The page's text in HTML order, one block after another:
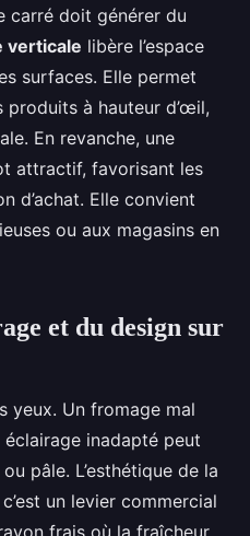
carré doit générer du
verticale libère l’espace
surfaces. Elle permet
à hauteur d’œil,
En revanche, une
attractif, favorisant les
d’achat. Elle convient
ou aux magasins en
et du design sur
yeux. Un fromage mal
inadapté peut
pâle. L’esthétique de la
un levier commercial
frais où la fraîcheur